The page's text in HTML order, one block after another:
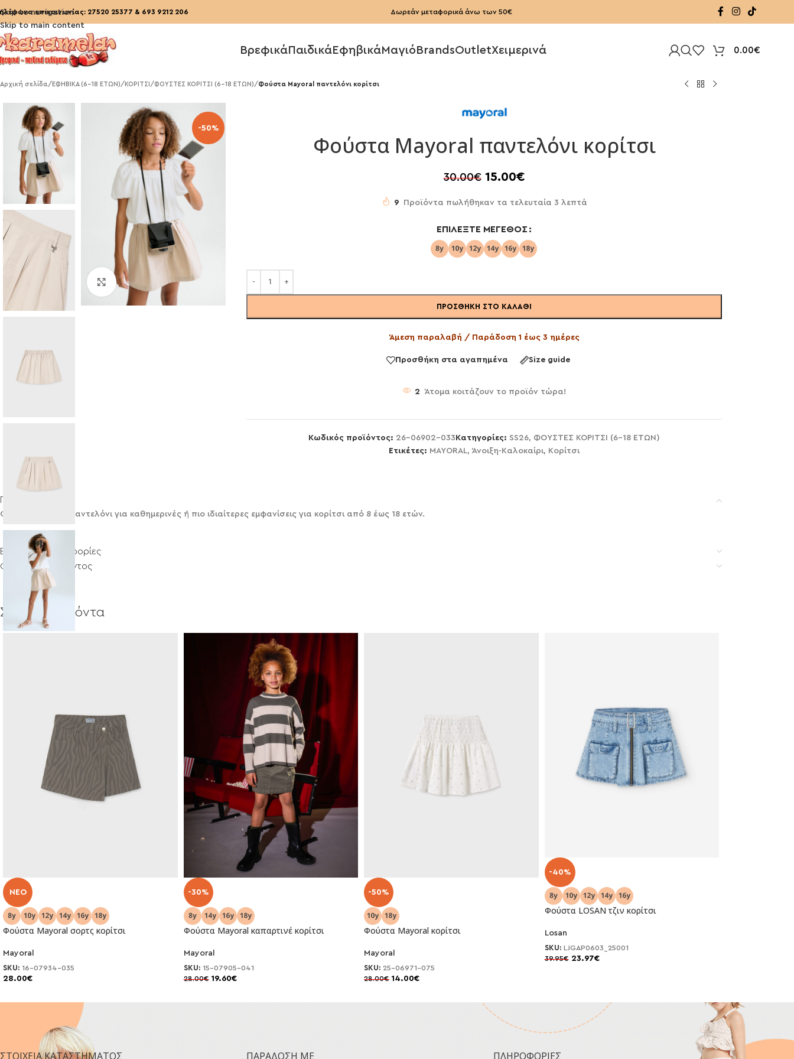
Skip to navigation
Skip to main content
επικοινωνίας: 27520 25377 & 693 9212 206 Δωρεάν μεταφορικά άνω των 50€
Βρεφικά Παιδικά ΕφηβικάΜαγιό BrandsOutletΧειμερινά 0.00€
Αρχική σελίδα/ ΕΦΗΒΙΚΑ (6-18 ΕΤΩΝ)/ ΚΟΡΙΤΣΙ /ΦΟΥΣΤΕΣ ΚΟΡΙΤΣΙ (6-18 ΕΤΩΝ)/Φούστα Mayoral παντελόνι κορίτσι
-50%
Click to enlarge
Φούστα Mayoral παντελόνι κορίτσι
30.00€ 15.00€
9 Προϊόντα πωλήθηκαν τα τελευταία 3 λεπτά
ΕΠΙΛΈΞΤΕ ΜΈΓΕΘΟΣ
ΠΡΟΣΘΉΚΗ ΣΤΟ ΚΑΛΆΘΙ
Άμεση παραλαβή / Παράδοση 1 έως 3 ημέρες
Προσθήκη στα αγαπημένα Size guide
2 Άτομα κοιτάζουν το προϊόν τώρα!
Κωδικός προϊόντος: 26-06902-033 Κατηγορίες: SS26, ΦΟΥΣΤΕΣ ΚΟΡΙΤΣΙ (6-18 ΕΤΩΝ)
Ετικέτες: MAYORAL, Άνοιξη-Καλοκαίρι, Κορίτσι
Περιγραφή
Φούστα Mayoral παντελόνι για καθημερινές ή πιο ιδιαίτερες εμφανίσεις για κορίτσι από 8 έως 18 ετών.
Επιπλέον πληροφορίες
Φροντίδα προϊόντος
Σχετικά προϊόντα
NEO
Φούστα Μayoral σορτς κορίτσι
Mayoral
SKU: 16-07934-035
28.00€
-30%
Φούστα Mayoral καπαρτινέ κορίτσι
Mayoral
SKU: 15-07905-041
28.00€ 19.60€
-50%
Φούστα Mayoral κορίτσι
Mayoral
SKU: 25-06971-075
28.00€ 14.00€
-40%
Φούστα LOSAN τζιν κορίτσι
Losan
SKU: LJGAP0603_25001
39.95€ 23.97€
ΣΤΟΙΧΕΊΑ ΚΑΤΑΣΤΉΜΑΤΟΣ ΠΑΡΆΔΟΣΗ ΜΕ ΠΛΗΡΟΦΟΡΙΕΣ